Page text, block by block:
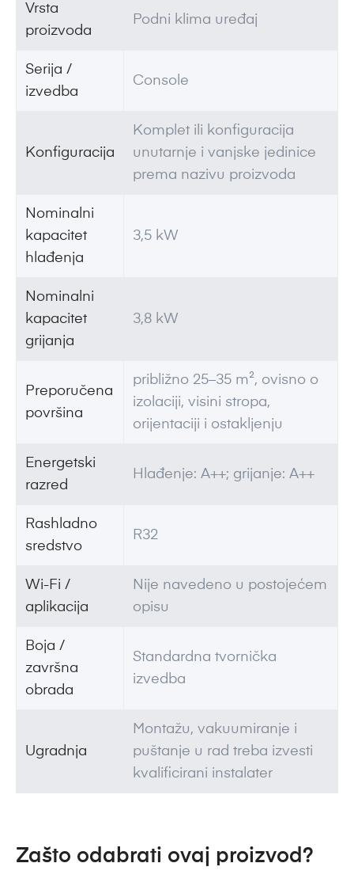
Vrsta
proizvoda
Podni klima uređaj
Serija /
izvedba
Console
Konfiguracija
Komplet ili konfiguracija
unutarnje i vanjske jedinice
prema nazivu proizvoda
Nominalni
kapacitet
hlađenja
3,5 kW
Nominalni
kapacitet
grijanja
3,8 kW
Preporučena
površina
približno 25–35 m², ovisno o
izolaciji, visini stropa,
orijentaciji i ostakljenju
Energetski
razred
Hlađenje: A++; grijanje: A++
Rashladno
sredstvo
R32
Wi-Fi /
aplikacija
Nije navedeno u postojećem
opisu
Boja /
završna
obrada
Standardna tvornička
izvedba
Ugradnja
Montažu, vakuumiranje i
puštanje u rad treba izvesti
kvalificirani instalater
Zašto odabrati ovaj proizvod?